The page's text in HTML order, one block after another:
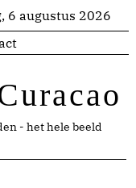
6 augustus 2026
- het hele beeld